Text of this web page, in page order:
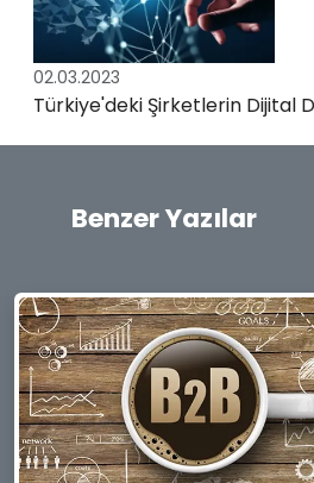
02.03.2023
Türkiye'deki Şirketlerin Dijital
Benzer Yazılar